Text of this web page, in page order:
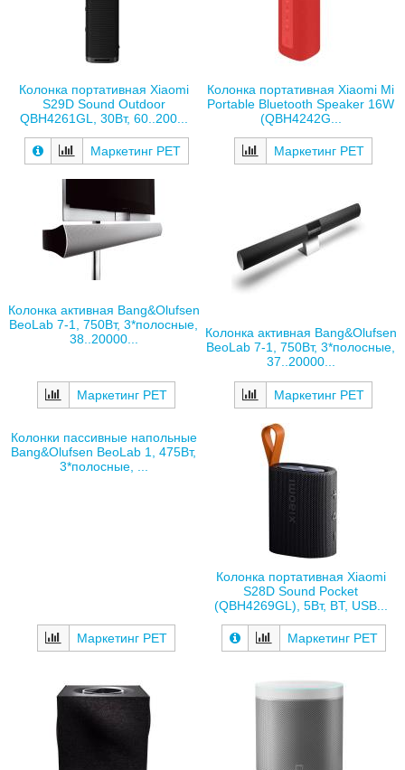
Колонка портативная Xiaomi
S29D Sound Outdoor
QBH4261GL, 30Вт, 60..200...
Маркетинг РЕТ
Колонка портативная Xiaomi Mi
Portable Bluetooth Speaker 16W
(QBH4242G...
Маркетинг РЕТ
Колонка активная Bang&Olufsen
BeoLab 7-1, 750Вт, 3*полосные,
38..20000...
Маркетинг РЕТ
Колонка активная Bang&Olufsen
BeoLab 7-1, 750Вт, 3*полосные,
37..20000...
Маркетинг РЕТ
Колонки пассивные напольные
Bang&Olufsen BeoLab 1, 475Вт,
3*полосные, ...
Маркетинг РЕТ
Колонка портативная Xiaomi
S28D Sound Pocket
(QBH4269GL), 5Вт, BT, USB...
Маркетинг РЕТ